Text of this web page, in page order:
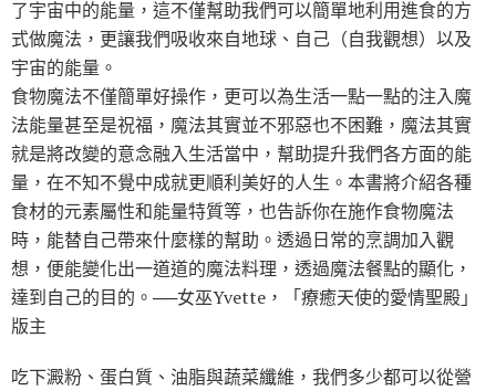
了宇宙中的能量，這不僅幫助我們可以簡單地利用進食的方
式做魔法，更讓我們吸收來自地球、自己（自我觀想）以及
宇宙的能量。
食物魔法不僅簡單好操作，更可以為生活一點一點的注入魔
法能量甚至是祝福，魔法其實並不邪惡也不困難，魔法其實
就是將改變的意念融入生活當中，幫助提升我們各方面的能
量，在不知不覺中成就更順利美好的人生。本書將介紹各種
食材的元素屬性和能量特質等，也告訴你在施作食物魔法
時，能替自己帶來什麼樣的幫助。透過日常的烹調加入觀
想，便能變化出一道道的魔法料理，透過魔法餐點的顯化，
達到自己的目的。──女巫Yvette，「療癒天使的愛情聖殿」
版主
吃下澱粉、蛋白質、油脂與蔬菜纖維，我們多少都可以從營